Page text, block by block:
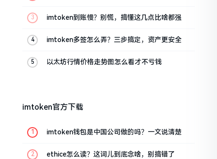
imtoken到账慢？别慌，搞懂这几点比啥都强
imtoken多签怎么弄？三步搞定，资产更安全
以太坊行情价格走势图怎么看才不亏钱
imtoken官方下载
imtoken钱包是中国公司做的吗？一文说清楚
ethice怎么读？这词儿到底念啥，别搞错了